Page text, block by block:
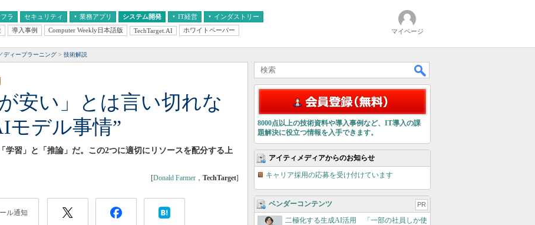
ラ セキュリティ 業務アプリ
ズAI
システム開発 IT経営
経営とIT
中堅・中小企業とIT
インダストリー
医療IT
導入事例 Computer Weekly日本語版 TechTarget.AI ホワイトペーパー マイページ
ディープラーニング 技術解説
安い」とは言い切れな
モデル事情”
学習」と「推論」だ。この2つに適切にリソースを配分する上
[Donald Farmer ， TechTarget]
ル通知
8000点以上の技術資料や導入事例など、IT導入の課
題解決に役立つ情報を入手できます。
アイティメディアからのお知らせ
キャリア採用の応募を受け付けています
ベンダーコンテンツ PR
二極化する生成AI活用 「一部の社員しか使